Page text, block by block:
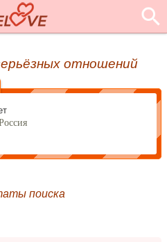
отношений
поиска